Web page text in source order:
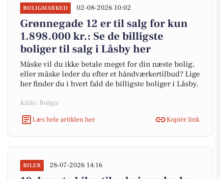
BOLIGMARKED 02-08-2026 10:02
Grønnegade 12 er til salg for kun
1.898.000 kr.: Se de billigste
boliger til salg i Låsby her
Måske vil du ikke betale meget for din næste bolig,
eller måske leder du efter et håndværkertilbud? Lige
her finder du i hvert fald de billigste boliger i Låsby.
Kilde: Boliga
Læs hele artiklen her
Kopiér link
BILER 28-07-2026 14:16